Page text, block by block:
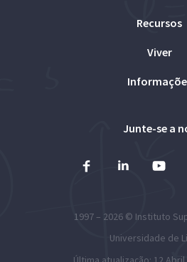
Recursos
Viver
Junte-se a
1997 – 2026 © Instituto
Universidade de